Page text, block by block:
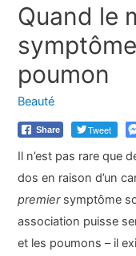
Quand le
poumon
Beauté
Share Tweet
Il n’est pas rare que
dos en raison d’un
premier symptôme
association puisse
et les poumons – il